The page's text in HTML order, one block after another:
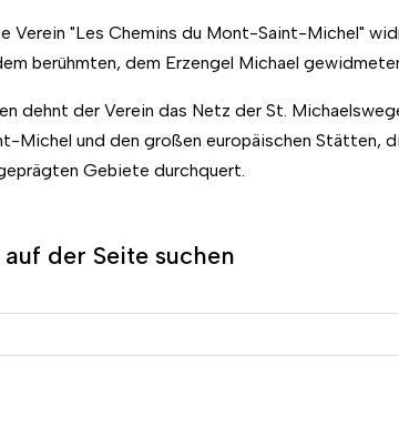
Verein "Les Chemins du Mont-Saint-Michel"
berühmten, dem Erzengel Michael
dehnt der Verein das Netz der St.
Michel und den großen europäischen Stätten,
Gebiete durchquert.
der Seite suchen